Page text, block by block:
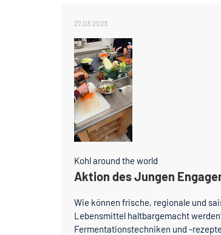
27.03.2023
Kohl around the world
Aktion des Jungen
Wie können frische, regionale und
Lebensmittel haltbargemacht
Fermentationstechniken und -